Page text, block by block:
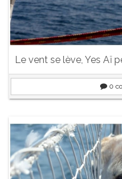
Le vent se lève, Yes Aï
0